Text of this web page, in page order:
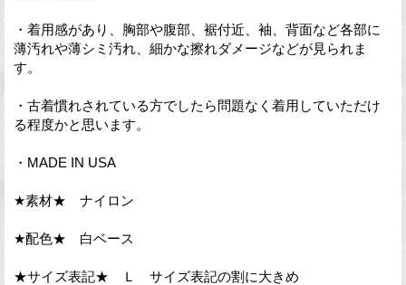
・着用感があり、胸部や腹部、裾付近、袖、背面など各部に
薄汚れや薄シミ汚れ、細かな擦れダメージなどが見られま
す。
・古着慣れされている方でしたら問題なく着用していただけ
る程度かと思います。
・MADE IN USA
★素材★ ナイロン
★配色★ 白ベース
★サイズ表記★ Ｌ サイズ表記の割に大きめ